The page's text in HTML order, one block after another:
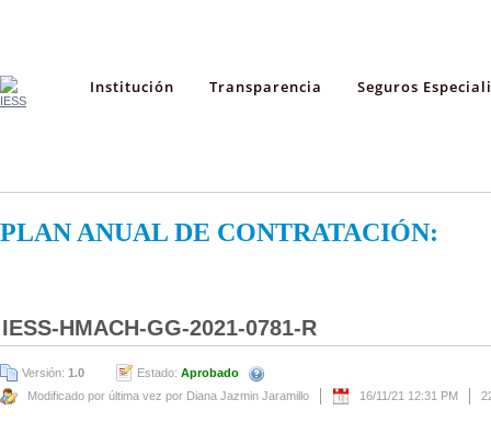
Institución Transparencia Seguros
PLAN ANUAL DE CONTRATACIÓN:
IESS-HMACH-GG-2021-0781-R
Versión: 1.0 Estado: Aprobado
Modificado por última vez por Diana Jazmin Jaramillo
16/11/21 12:31 PM